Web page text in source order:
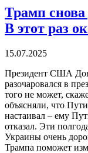
Трамп снова
В этот раз
15.07.2025
Президент США
разочаровался в
того не может,
объясняли, что
настаивал – ему
отказал. Эти
Украины очень
Трампа поможет